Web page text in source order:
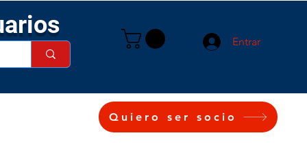
Entrar
Quiero ser socio